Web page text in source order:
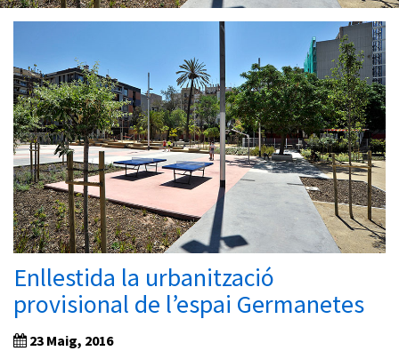
Enllestida la urbanització
provisional de l’espai Germanetes
23 Maig, 2016